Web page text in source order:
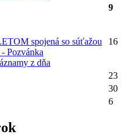
9
spojená so súťažou
Pozvánka
z dňa
16
23
30
6